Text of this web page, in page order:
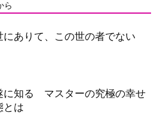
ら
にありて、この世の者でない
に知る マスターの究極の幸せ
とは